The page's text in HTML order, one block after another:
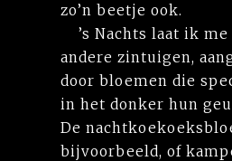
zo’n beetje ook.
’s Nachts laat ik me
andere zintuigen,
door bloemen die
in het donker hun
De
bijvoorbeeld, of